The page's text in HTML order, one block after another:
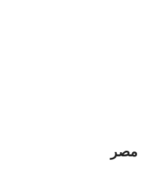
مصر